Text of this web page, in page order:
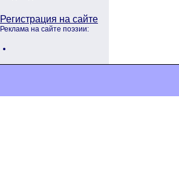
Регистрация на сайте
Реклама на сайте поэзии: